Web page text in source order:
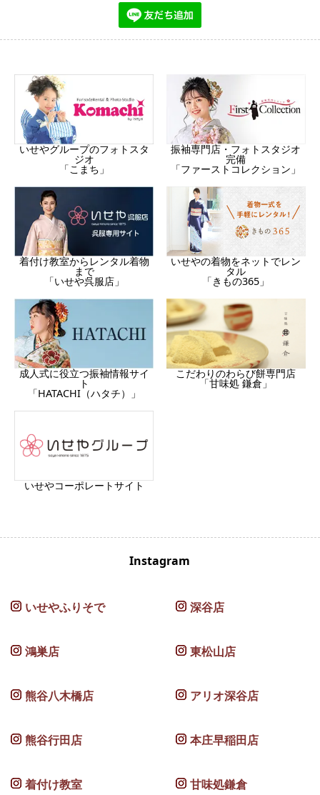
いせやグループのフォトスタ
ジオ
「こまち」
振袖専門店・フォトスタジオ
完備
「ファーストコレクション」
着付け教室からレンタル着物
まで
「いせや呉服店」
いせやの着物をネットでレン
タル
「きもの365」
成人式に役立つ振袖情報サイ
ト
「HATACHI（ハタチ）」
こだわりのわらび餅専門店
「甘味処 鎌倉」
いせやコーポレートサイト
Instagram
いせやふりそで 深谷店
鴻巣店 東松山店
熊谷八木橋店 アリオ深谷店
熊谷行田店 本庄早稲田店
着付け教室
甘味処鎌倉